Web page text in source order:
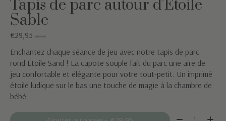
Tapis de parc autour d'Étoile
Sable
€29,95 €89,95
Enchantez chaque séance de jeu avec notre tapis de parc
rond Étoile Sand ! La capote souple fait du parc une aire de
jeu confortable et élégante pour votre tout-petit. Un imprimé
étoilé ludique sur le bas une touche de magie à la chambre de
bébé.
Quantité: